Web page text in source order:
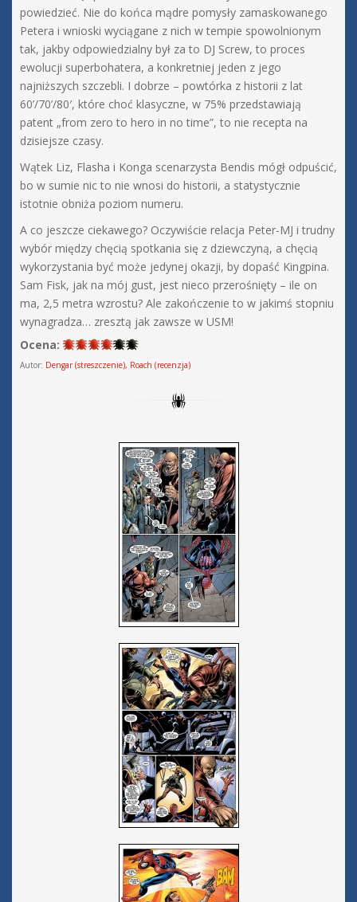
powiedzieć. Nie do końca mądre pomysły zamaskowanego
Petera i wnioski wyciągane z nich w tempie spowolnionym
tak, jakby odpowiedzialny był za to DJ Screw, to proces
ewolucji superbohatera, a konkretniej jeden z jego
najniższych szczebli. I dobrze – powtórka z historii z lat
60’/70’/80′, które choć klasyczne, w 75% przedstawiają
patent „from zero to hero in no time”, to nie recepta na
dzisiejsze czasy.
Wątek Liz, Flasha i Konga scenarzysta Bendis mógł odpuścić,
bo w sumie nic to nie wnosi do historii, a statystycznie
istotnie obniża poziom numeru.
A co jeszcze ciekawego? Oczywiście relacja Peter-MJ i trudny
wybór między chęcią spotkania się z dziewczyną, a chęcią
wykorzystania być może jedynej okazji, by dopaść Kingpina.
Sam Fisk, jak na mój gust, jest nieco przerośnięty – ile on
ma, 2,5 metra wzrostu? Ale zakończenie to w jakimś stopniu
wynagradza… zresztą jak zawsze w USM!
Ocena:
Autor: Dengar (streszczenie), Roach (recenzja)